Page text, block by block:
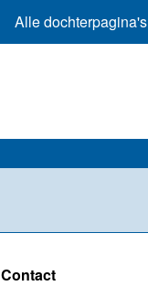
Alle dochterpagina's
Contact